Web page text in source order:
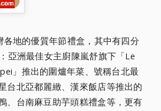
地的優質年節禮盒，其中有四分
亞洲最佳女主廚陳嵐舒旗下「Le
」推出的圍爐年菜、號稱台北最
台北亞都麗緻、漢來飯店等推出的
、台南麻豆助芋頭糕禮盒等，更有